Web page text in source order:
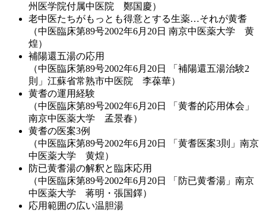
州医学院付属中医院 鄭国慶）
老中医たちがもっとも得意とする生薬…それが黄耆
（中医臨床第89号2002年6月20日 南京中医薬大学 黄
煌）
補陽還五湯の応用
（中医臨床第89号2002年6月20日 「補陽還五湯治験2
則」江蘇省常熟市中医院 李葆華）
黄耆の運用経験
（中医臨床第89号2002年6月20日 「黄耆的応用体会」
南京中医薬大学 孟景春）
黄耆の医案3例
（中医臨床第89号2002年6月20日 「黄耆医案3則」南京
中医薬大学 黄煌）
防已黄耆湯の解釈と臨床応用
（中医臨床第89号2002年6月20日 「防已黄耆湯」南京
中医薬大学 蒋明・張国鐸）
応用範囲の広い温胆湯